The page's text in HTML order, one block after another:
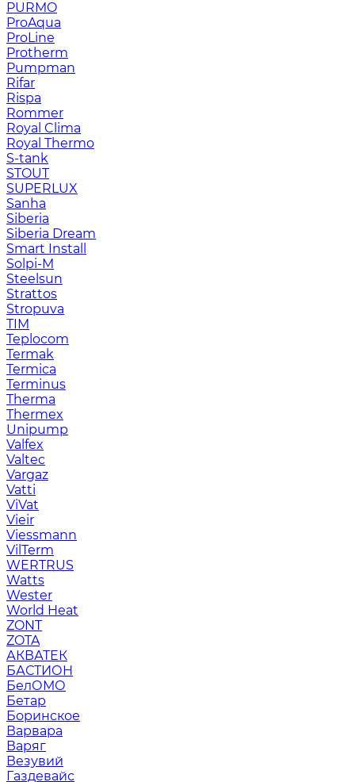
PURMO
ProAqua
ProLine
Protherm
Pumpman
Rifar
Rispa
Rommer
Royal Clima
Royal Thermo
S-tank
STOUT
SUPERLUX
Sanha
Siberia
Siberia Dream
Smart Install
Solpi-M
Steelsun
Strattos
Stropuva
TIM
Teplocom
Termak
Termica
Terminus
Therma
Thermex
Unipump
Valfex
Valtec
Vargaz
Vatti
ViVat
Vieir
Viessmann
VilTerm
WERTRUS
Watts
Wester
World Heat
ZONT
ZOTA
АКВАТЕК
БАСТИОН
БелОМО
Бетар
Боринское
Варвара
Варяг
Везувий
Газдевайс